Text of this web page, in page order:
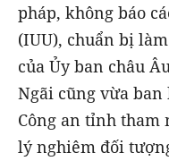
pháp, không báo
(IUU), chuẩn bị
của Ủy ban châu
Ngãi cũng vừa ban
Công an tỉnh tham
lý nghiêm đối